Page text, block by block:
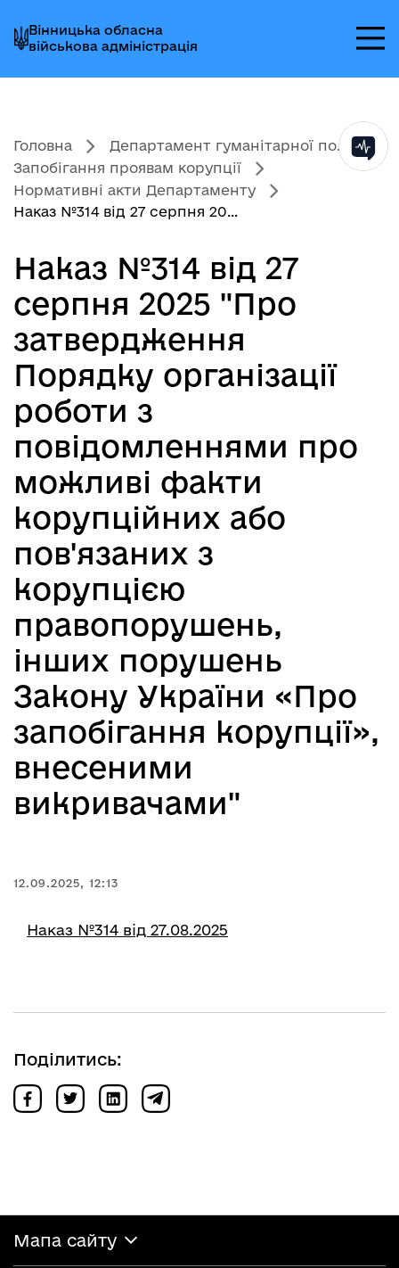
до
головного
меню
до
головного
вмісту
до
головного
колонтитула
Вінницька обласна
військова адміністрація
Головна
Департамент гуманітарної по...
Запобігання проявам корупції
Нормативні акти Департаменту
Наказ №314 від 27 серпня 20...
Наказ №314 від 27
серпня 2025 "Про
затвердження
Порядку організації
роботи з
повідомленнями про
можливі факти
корупційних або
пов'язаних з
корупцією
правопорушень,
інших порушень
Закону України «Про
запобігання корупції»,
внесеними
викривачами"
12.09.2025, 12:13
Наказ №314 від 27.08.2025
Поділитись:
Мапа сайту